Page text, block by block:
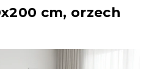
cm, orzech